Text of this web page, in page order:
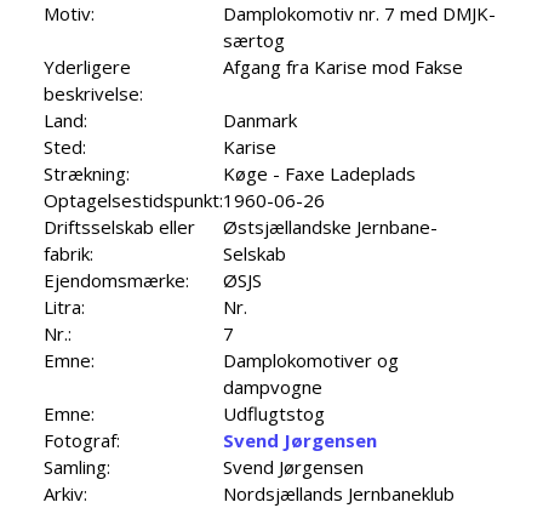
Motiv:
Damplokomotiv nr. 7 med DMJK-
særtog
Yderligere
beskrivelse:
Afgang fra Karise mod Fakse
Land:
Danmark
Sted:
Karise
Strækning:
Køge - Faxe Ladeplads
Optagelsestidspunkt:1960-06-26
Driftsselskab eller
fabrik:
Østsjællandske Jernbane-
Selskab
Ejendomsmærke:
ØSJS
Litra:
Nr.
Nr.:
7
Emne:
Damplokomotiver og
dampvogne
Emne:
Udflugtstog
Fotograf:
Svend Jørgensen
Samling:
Svend Jørgensen
Arkiv:
Nordsjællands Jernbaneklub